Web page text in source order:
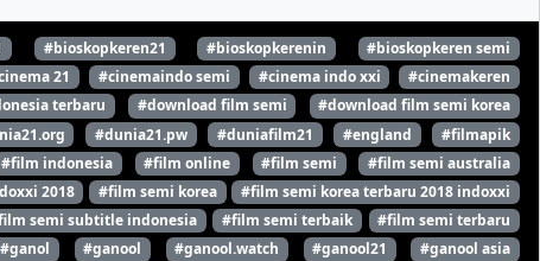
#bioskopkeren21 #bioskopkerenin
#bioskopkeren semi
21 #cinemaindo semi #cinema indo xxi
#cinemakeren
terbaru #download film semi
#download film semi korea
#dunia21.pw #duniafilm21 #england
#filmapik
#film indonesia #film online #film semi
#film semi australia
2018 #film semi korea
#film semi korea terbaru 2018 indoxxi
semi subtitle indonesia #film semi terbaik
#film semi terbaru
#ganol #ganool #ganool.watch #ganool21
#ganool asia